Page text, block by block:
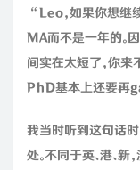
“Leo，如果你想继
MA而不是一年的。
间实在太短了，你
PhD基本上还要再
我当时听到这句话
处。不同于英、港、